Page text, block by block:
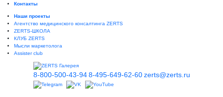
Контакты
Наши проекты
Агентство медицинского консалтинга ZERTS
ZERTS-ШКОЛА
КЛУБ ZERTS
Мысли маркетолога
Assister club
8-800-500-43-94 8-495-649-62-60 zerts@zerts.ru